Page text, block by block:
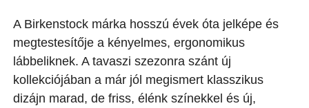
A Birkenstock márka hosszú évek óta jelképe és
megtestesítője a kényelmes, ergonomikus
lábbeliknek. A tavaszi szezonra szánt új
kollekciójában a már jól megismert klasszikus
dizájn marad, de friss, élénk színekkel és új,